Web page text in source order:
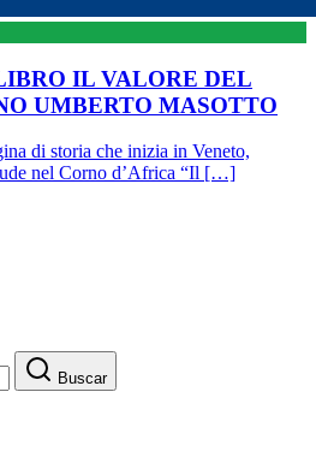
IL VALORE DEL
UMBERTO MASOTTO
di storia che inizia in Veneto,
nel Corno d’Africa “Il […]
Buscar